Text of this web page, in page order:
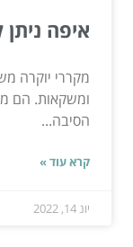
איפה
מקררי יוקרה
ומשקאות. הם
הסיבה...
קרא עוד »
יונ 14, 2022